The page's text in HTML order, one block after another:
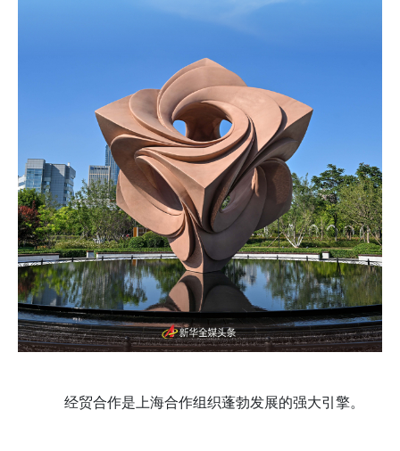
经贸合作是上海合作组织蓬勃发展的强大引擎。